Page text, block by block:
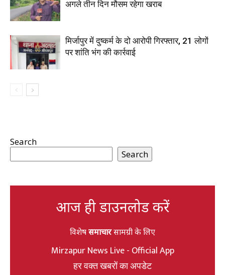
अगले तीन दिन मौसम रहेगा खराब
मिर्जापुर में दुष्कर्म के दो आरोपी गिरफ्तार, 21 लोगों
पर शांति भंग की कार्रवाई
Search
Search
आज ही डाउनलोड करें
विशेषसमाचारसामग्री के लिए
Mirzapur News Live - Official App
हर वक्त खबरों का अपडेट